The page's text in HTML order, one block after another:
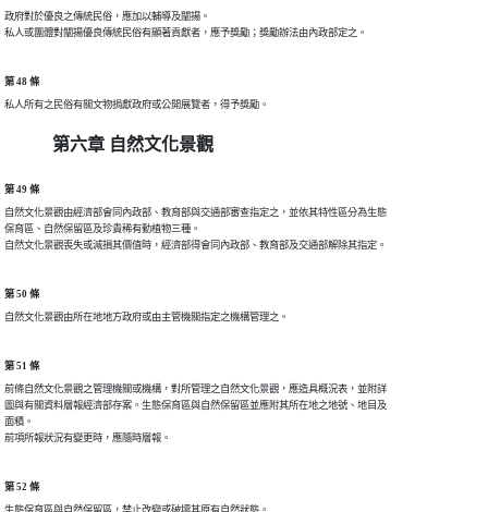
政府對於優良之傳統民俗，應加以輔導及闡揚。
第 48 條
第六章 自然文化景觀
第 49 條
自然文化景觀由經濟部會同內政部、教育部與交通部審查指定之，並依其特性區分為生態
保育區、自然保留區及珍貴稀有動植物三種。
第 50 條
第 51 條
前條自然文化景觀之管理機關或機構，對所管理之自然文化景觀，應造具概況表，並附詳
圖與有關資料層報經濟部存案。生態保育區與自然保留區並應附其所在地之地號、地目及
面積。
第 52 條